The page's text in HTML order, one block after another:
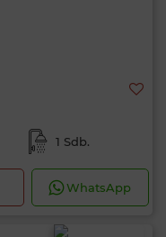
1 Sdb.
WhatsApp